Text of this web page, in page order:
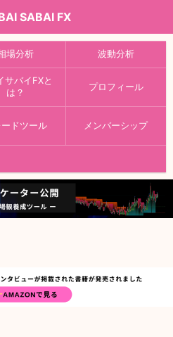
SABAI FX
場分析 波動分析
サバイFXと
は？
プロフィール
ードツール メンバーシップ